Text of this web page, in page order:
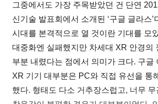
그중에서도 가장 주목받았던 건 단연
신기술 발표회에서 소개된 ‘구글 글라스’
시대를 본격적으로 열 것이란 기대를 모
대중화엔 실패했지만 차세대 XR 안경의
부분 내렸다는 점에서 의미가 크다. 구글
XR 기기 대부분은 PC와 직접 유선을 통
했다. 형태도 다소 거추장스럽고, 너무